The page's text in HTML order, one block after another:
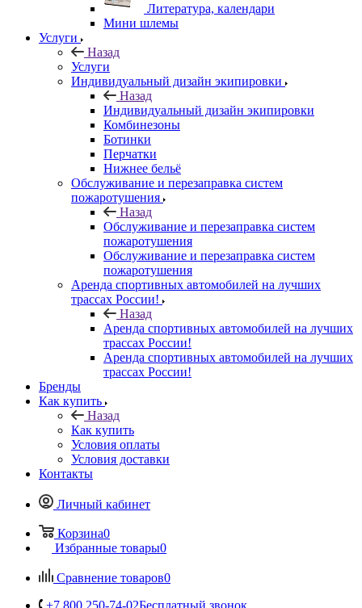
Литература, календари
Мини шлемы
Услуги
Назад
Услуги
Индивидуальный дизайн экипировки
Назад
Индивидуальный дизайн экипировки
Комбинезоны
Ботинки
Перчатки
Нижнее бельё
Обслуживание и перезаправка систем
пожаротушения
Назад
Обслуживание и перезаправка систем
пожаротушения
Обслуживание и перезаправка систем
пожаротушения
Аренда спортивных автомобилей на лучших
трассах России!
Назад
Аренда спортивных автомобилей на лучших
трассах России!
Аренда спортивных автомобилей на лучших
трассах России!
Бренды
Как купить
Назад
Как купить
Условия оплаты
Условия доставки
Контакты
Личный кабинет
Корзина0
Избранные товары0
Сравнение товаров0
+7 800 250-74-02Бесплатный звонок